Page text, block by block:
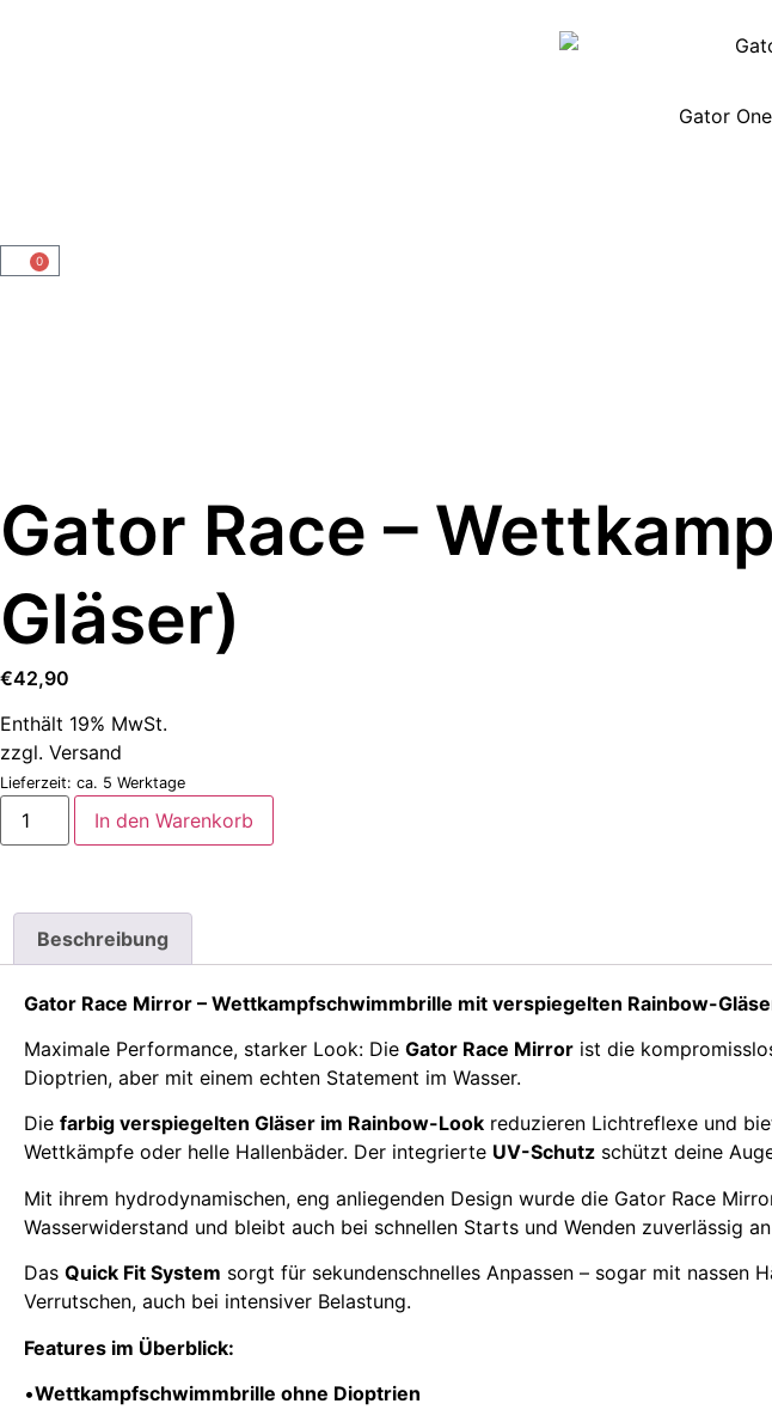
Gator One
0
Gator Race –
Gläser)
€42,90
Enthält 19% MwSt.
zzgl. Versand
Lieferzeit: ca. 5 Werktage
In den Warenkorb
Beschreibung
Gator Race Mirror – Wettkampfschwimmbrille mit verspiegelten Rainbow-
Maximale Performance, starker Look: Die Gator Race Mirror ist die
Dioptrien, aber mit einem echten Statement im Wasser.
Die farbig verspiegelten Gläser im Rainbow-Look reduzieren Lichtreflexe und
Wettkämpfe oder helle Hallenbäder. Der integrierte UV-Schutz schützt deine
Mit ihrem hydrodynamischen, eng anliegenden Design wurde die Gator Race
Wasserwiderstand und bleibt auch bei schnellen Starts und Wenden zuverlässig
Das Quick Fit System sorgt für sekundenschnelles Anpassen – sogar mit
Verrutschen, auch bei intensiver Belastung.
Features im Überblick:
•Wettkampfschwimmbrille ohne Dioptrien